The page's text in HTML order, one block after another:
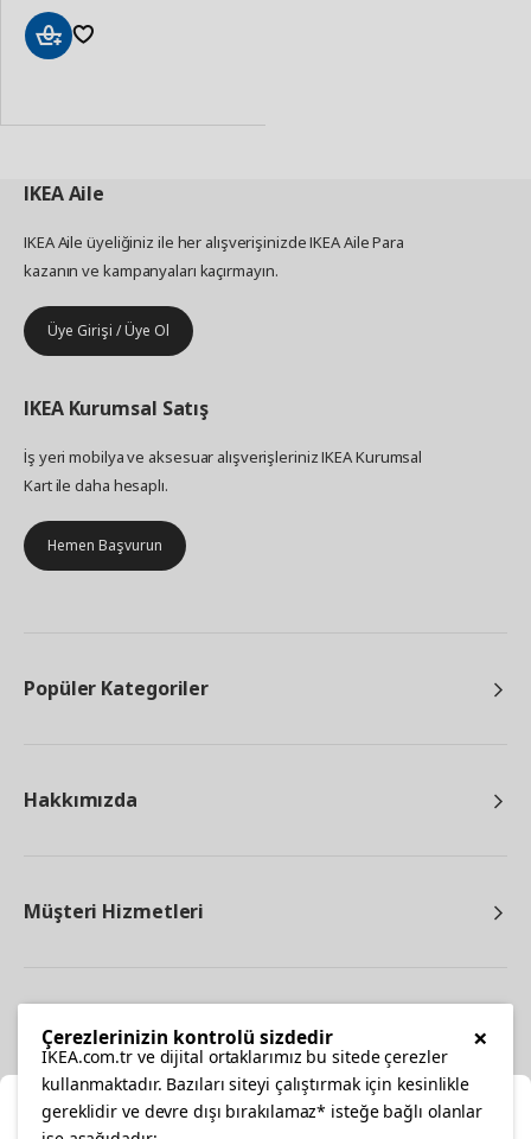
IKEAAile
IKEA Aile üyeliğiniz ile her alışverişinizde IKEA Aile Para
kazanın ve kampanyaları kaçırmayın.
Üye Girişi / Üye Ol
IKEA Kurumsal Satış
İş yeri mobilya ve aksesuar alışverişleriniz IKEA Kurumsal
Kart ile daha hesaplı.
Hemen Başvurun
Popüler Kategoriler
Hakkımızda
Müşteri Hizmetleri
×
Çerezlerinizin kontrolü sizdedir
IKEA.com.tr ve dijital ortaklarımız bu sitede çerezler
kullanmaktadır. Bazıları siteyi çalıştırmak için kesinlikle
gereklidir ve devre dışı bırakılamaz* isteğe bağlı olanlar